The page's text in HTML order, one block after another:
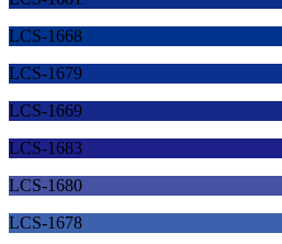
LCS-1668
LCS-1679
LCS-1669
LCS-1683
LCS-1680
LCS-1678